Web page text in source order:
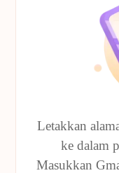
Letakkan
ke dalam
Masukkan